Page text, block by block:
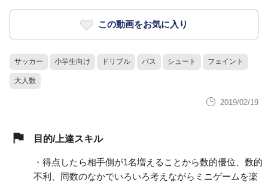
この動画をお気に入り
サッカー 小学生向け ドリブル パス シュート フェイント
大人数
2019/02/19
目的/上達スキル
・得点したら相手側が1名増えることから数的優位、数的
不利、同数のなかでいろいろ考えながらミニゲームを楽